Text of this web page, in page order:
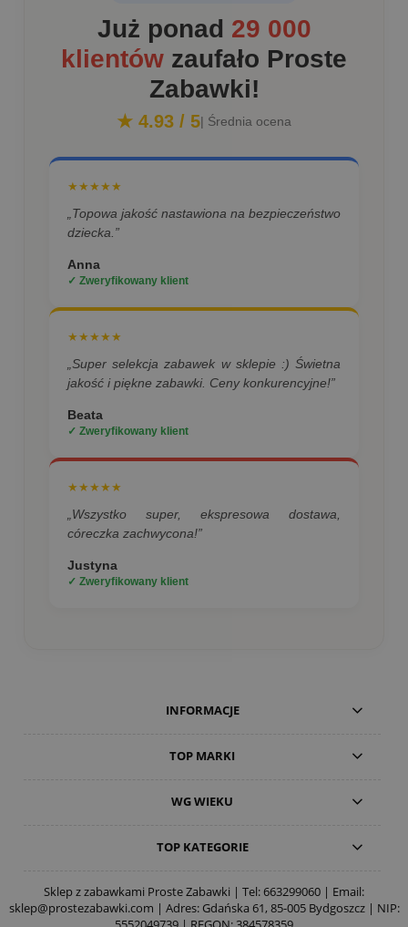
Już ponad 29 000
klientów zaufało Proste
Zabawki!
★ 4.93 / 5| Średnia ocena
★★★★★
„Topowa jakość nastawiona na bezpieczeństwo
dziecka.”
Anna
✓ Zweryfikowany klient
★★★★★
„Super selekcja zabawek w sklepie :) Świetna
jakość i piękne zabawki. Ceny konkurencyjne!”
Beata
✓ Zweryfikowany klient
★★★★★
„Wszystko super, ekspresowa dostawa,
córeczka zachwycona!”
Justyna
✓ Zweryfikowany klient
INFORMACJE
TOP MARKI
WG WIEKU
TOP KATEGORIE
Sklep z zabawkami Proste Zabawki | Tel:663299060 | Email:
sklep@prostezabawki.com | Adres: Gdańska 61, 85-005 Bydgoszcz | NIP: